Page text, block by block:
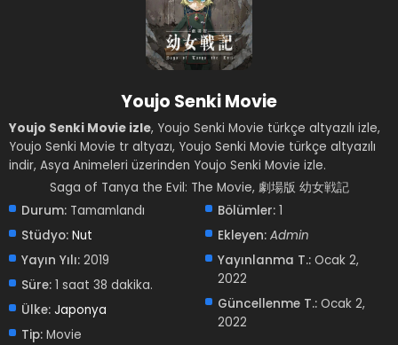
Youjo Senki Movie
Youjo Senki Movie izle, Youjo Senki Movie türkçe altyazılı izle,
Youjo Senki Movie tr altyazı, Youjo Senki Movie türkçe altyazılı
indir, Asya Animeleri üzerinden Youjo Senki Movie izle.
Saga of Tanya the Evil: The Movie, 劇場版 幼女戦記
Durum: Tamamlandı
Stüdyo: Nut
Yayın Yılı: 2019
Süre: 1 saat 38 dakika.
Ülke: Japonya
Tip: Movie
Bölümler: 1
Ekleyen: Admin
Yayınlanma T.: Ocak 2,
2022
Güncellenme T.: Ocak 2,
2022